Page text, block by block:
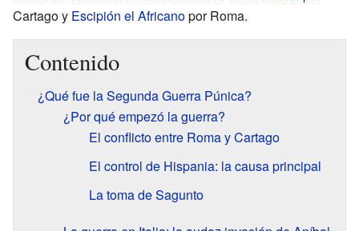
Cartago y Escipión el Africanopor Roma.
Contenido
¿Qué fue la Segunda Guerra Púnica?
¿Por qué empezó la guerra?
El conflicto entre Roma y Cartago
El control de Hispania: la causa principal
La toma de Sagunto